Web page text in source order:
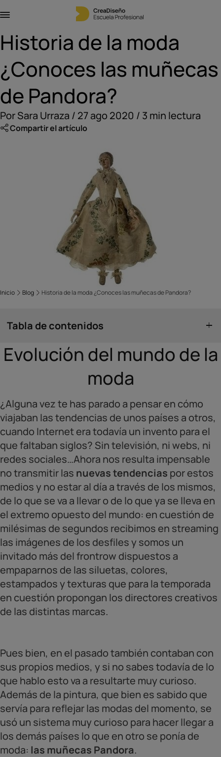
Historia de la moda
¿Conoces las muñecas
de Pandora?
Por Sara Urraza / 27 ago 2020 / 3 min lectura
Compartir el artículo
Inicio Blog Historia de la moda ¿Conoces las muñecas de Pandora?
Tabla de contenidos
Evolución del mundo de la
moda
¿Alguna vez te has parado a pensar en cómo
viajaban las tendencias de unos países a otros,
cuando Internet era todavía un invento para el
que faltaban siglos? Sin televisión, ni webs, ni
redes sociales…Ahora nos resulta impensable
no transmitir las nuevas tendencias por estos
medios y no estar al día a través de los mismos,
de lo que se va a llevar o de lo que ya se lleva en
el extremo opuesto del mundo: en cuestión de
milésimas de segundos recibimos en streaming
las imágenes de los desfiles y somos un
invitado más del frontrow dispuestos a
empaparnos de las siluetas, colores,
estampados y texturas que para la temporada
en cuestión propongan los directores creativos
de las distintas marcas.
Pues bien, en el pasado también contaban con
sus propios medios, y si no sabes todavía de lo
que hablo esto va a resultarte muy curioso.
Además de la pintura, que bien es sabido que
servía para reflejar las modas del momento, se
usó un sistema muy curioso para hacer llegar a
los demás países lo que en otro se ponía de
moda: las muñecas Pandora.